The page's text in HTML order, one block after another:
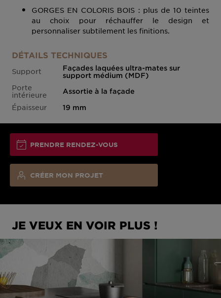
GORGES EN COLORIS BOIS : plus de 10 teintes
au choix pour réchauffer le design et
personnaliser subtilement les finitions.
DÉTAILS TECHNIQUES
Support
Façades laquées ultra-mates sur
support médium (MDF)
Porte
intérieure
Assortie à la façade
Épaisseur 19 mm
PRENDRE RENDEZ-VOUS
CRÉER MON PROJET
JE VEUX EN VOIR PLUS !